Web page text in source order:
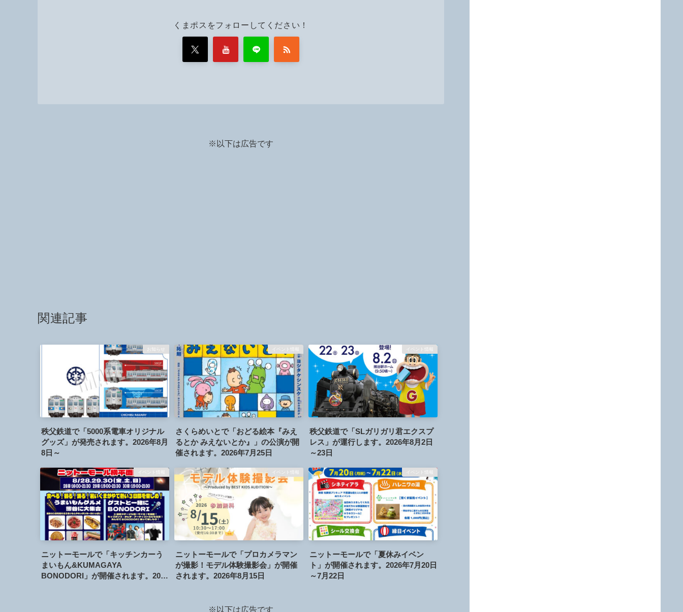
くまポスをフォローしてください！
※以下は広告です
関連記事
お知らせ
秩父鉄道で「5000系電車オリジナル
グッズ」が発売されます。2026年8月
8日～
イベント情報
さくらめいとで「おどる絵本『みえ
るとか みえないとか』」の公演が開
催されます。2026年7月25日
イベント情報
秩父鉄道で「SLガリガリ君エクスプ
レス」が運行します。2026年8月2日
～23日
イベント情報
ニットーモールで「キッチンカーう
まいもん&KUMAGAYA
BONODORI」が開催されます。2026
イベント情報
ニットーモールで「プロカメラマン
が撮影！モデル体験撮影会」が開催
されます。2026年8月15日
イベント情報
ニットーモールで「夏休みイベン
ト」が開催されます。2026年7月20日
～7月22日
※以下は広告です